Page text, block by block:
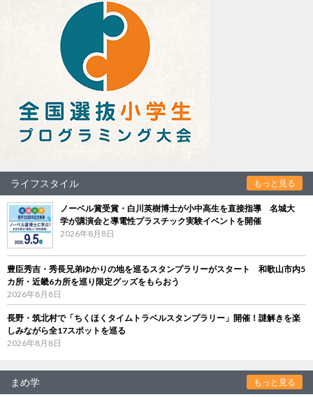
ライフスタイル もっと見る
ノーベル賞受賞・白川英樹博士が小中高生を直接指導 名城大
学が講演会と導電性プラスチック実験イベントを開催
2026年8月8日
豊臣秀吉・秀長兄弟ゆかりの地を巡るスタンプラリーがスタート 和歌山市内5
カ所・近畿6カ所を巡り限定グッズをもらおう
2026年8月8日
長野・筑北村で「ちくほくタイムトラベルスタンプラリー」開催！謎解きを楽
しみながら全17スポットを巡る
2026年8月8日
まめ学 もっと見る